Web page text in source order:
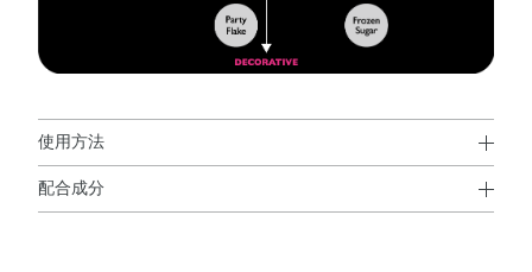
使用方法
使用方法
配合成分